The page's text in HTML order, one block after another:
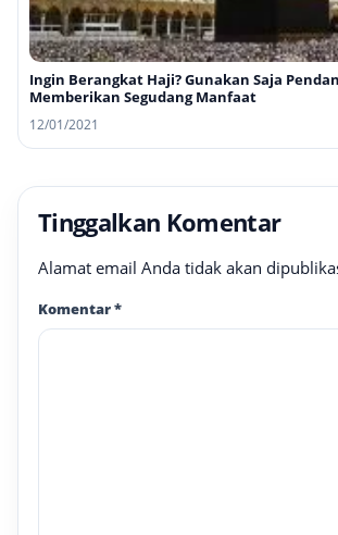
Ingin Berangkat Haji? Gunakan Saja
Memberikan Segudang Manfaat
12/01/2021
Tinggalkan Komentar
Alamat email Anda tidak akan
Komentar*